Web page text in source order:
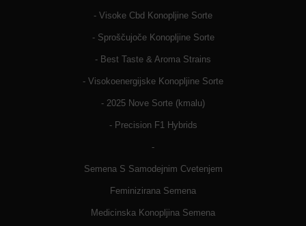
- Visoke Cbd Konopljine Sorte
- Sproščujoče Konopljine Sorte
- Best Taste & Aroma Strains
- Visokoenergijske Konopljine Sorte
- 2025 Nove Sorte (kmalu)
- Precision F1 Hybrids
-
Semena S Samodejnim Cvetenjem
Feminizirana Semena
Medicinska Konopljina Semena